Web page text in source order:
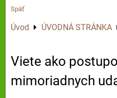
Späť
Úvod ÚVODNÁ STRÁNKA
Viete ako
mimoriadnych